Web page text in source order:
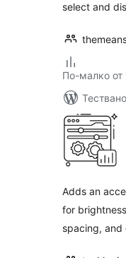
select and
По-малко от
Adds an
for
spacing,